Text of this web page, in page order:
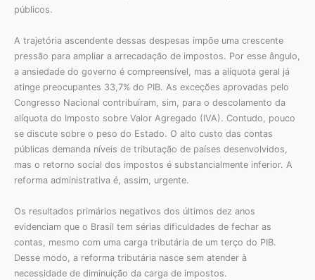
públicos.
A trajetória ascendente dessas despesas impõe uma crescente
pressão para ampliar a arrecadação de impostos. Por esse ângulo,
a ansiedade do governo é compreensível, mas a alíquota geral já
atinge preocupantes 33,7% do PIB. As exceções aprovadas pelo
Congresso Nacional contribuíram, sim, para o descolamento da
alíquota do Imposto sobre Valor Agregado (IVA). Contudo, pouco
se discute sobre o peso do Estado. O alto custo das contas
públicas demanda níveis de tributação de países desenvolvidos,
mas o retorno social dos impostos é substancialmente inferior. A
reforma administrativa é, assim, urgente.
Os resultados primários negativos dos últimos dez anos
evidenciam que o Brasil tem sérias dificuldades de fechar as
contas, mesmo com uma carga tributária de um terço do PIB.
Desse modo, a reforma tributária nasce sem atender à
necessidade de diminuição da carga de impostos.